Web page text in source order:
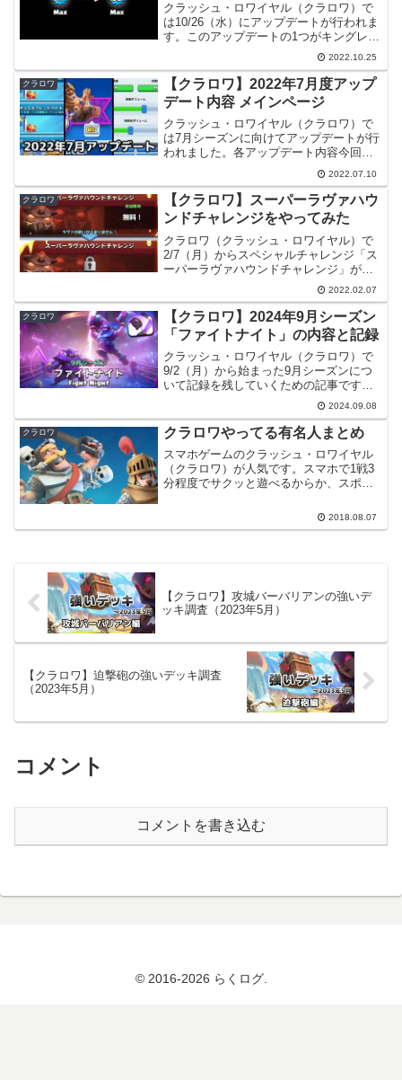
クラッシュ・ロワイヤル（クラロワ）で
は10/26（水）にアップデートが行われま
す。このアップデートの1つがキングレベ
ルが変わるというものです。本記事では
これについて詳しく見ていこうと思いま
す。各アップデート内容今回のアップデ
ートは量が多く多...
2022.10.25
クラロワ
【クラロワ】2022年7月度アップ
デート内容 メインページ
クラッシュ・ロワイヤル（クラロワ）で
は7月シーズンに向けてアップデートが行
われました。各アップデート内容今回の
アップデートは、内容の大きなものに関
しては下記の複数のページに分けて解説
しています。アップデート情報メインペ
ージ（本ページ）バトル...
2022.07.10
クラロワ
【クラロワ】スーパーラヴァハウ
ンドチャレンジをやってみた
クラロワ（クラッシュ・ロワイヤル）で
2/7（月）からスペシャルチャレンジ「ス
ーパーラヴァハウンドチャレンジ」が始
まりました。本記事ではこのチャレンジ
の内容について見てみたいとと思いま
す。スーパーラヴァハウンドチャレンジ
スーパーラヴァハウンド...
2022.02.07
クラロワ
【クラロワ】2024年9月シーズン
「ファイトナイト」の内容と記録
クラッシュ・ロワイヤル（クラロワ）で
9/2（月）から始まった9月シーズンにつ
いて記録を残していくための記事です。
シーズンスケジュール今シーズンの予定
一覧を作成しました。2(月) シーズン開始
シーズン名【英語】Fight Night【日本
語】...
2024.09.08
クラロワ クラロワやってる有名人まとめ
スマホゲームのクラッシュ・ロワイヤル
（クラロワ）が人気です。スマホで1戦3
分程度でサクッと遊べるからか、スポー
たくさんいるようです。ということで、
クラロワをやってる有名人を調べてみま
2018.08.07
【クラロワ】攻城バーバリアンの強いデ
ッキ調査（2023年5月）
【クラロワ】迫撃砲の強いデッキ調査
（2023年5月）
コメント
コメントを書き込む
© 2016-2026 らくログ.